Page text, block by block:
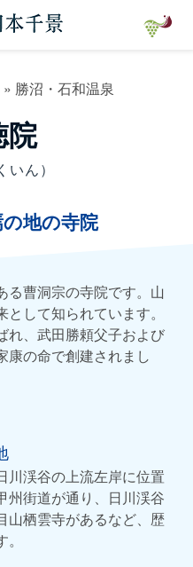
» 勝沼・石和温泉
院
いん）
地の寺院
る曹洞宗の寺院です。山
して知られています。
れ、武田勝頼父子および
康の命で創建されまし
川渓谷の上流左岸に位置
州街道が通り、日川渓谷
山栖雲寺があるなど、歴